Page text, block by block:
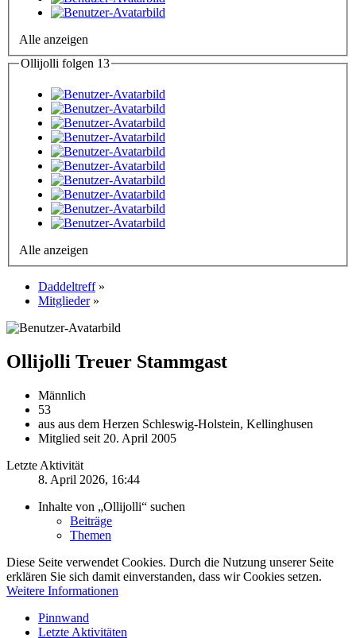
Alle anzeigen
Ollijolli folgen 13
Alle anzeigen
Daddeltreff »
Mitglieder »
Ollijolli Treuer Stammgast
Männlich
53
aus aus dem Herzen Schleswig-Holstein, Kellinghusen
Mitglied seit 20. April 2005
Letzte Aktivität
8. April 2026, 16:44
Inhalte von „Ollijolli“ suchen
Beiträge
Themen
Diese Seite verwendet Cookies. Durch die Nutzung unserer Seite
erklären Sie sich damit einverstanden, dass wir Cookies setzen.
Weitere Informationen
Pinnwand
Letzte Aktivitäten